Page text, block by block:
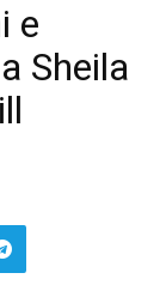
e
Sheila